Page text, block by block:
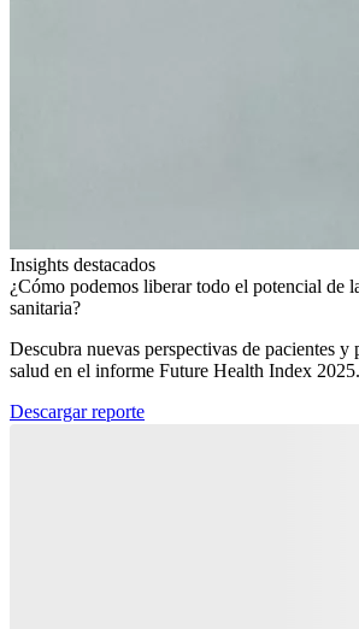
Insights destacados
¿Cómo podemos liberar todo el potencial de
sanitaria?​
Descubra nuevas perspectivas de pacientes y
salud en el informe Future Health Index 2025.​
Descargar reporte